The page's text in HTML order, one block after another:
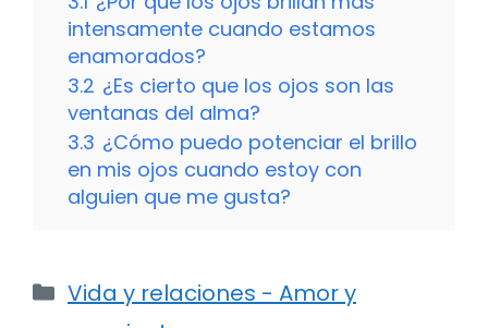
intensamente cuando estamos
enamorados?
3.2 ¿Es cierto que los ojos son las
ventanas del alma?
3.3 ¿Cómo puedo potenciar el brillo
en mis ojos cuando estoy con
alguien que me gusta?
Categorías
Vida y relaciones - Amor y